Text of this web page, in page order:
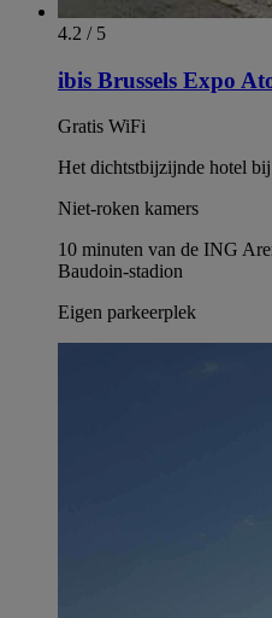
4.2 / 5
ibis Brussels Expo
Gratis WiFi
Het dichtstbijzijnde hotel
Niet-roken kamers
10 minuten van de ING
Baudoin-stadion
Eigen parkeerplek